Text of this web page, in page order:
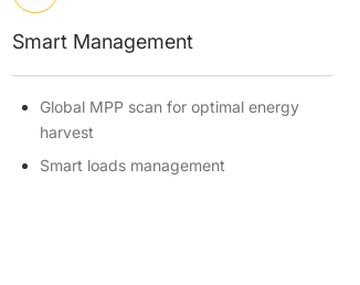
High Performance
Max. 2 MPPTs for versatile application
scenarios
200% oversizing and 200% PV input